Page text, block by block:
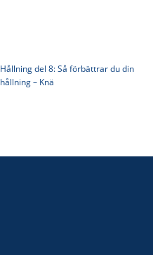
Hållning del 8: Så förbättrar du din
hållning – Knä